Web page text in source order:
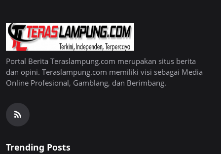
Portal Berita Teraslampung.com merupakan situs berita
dan opini. Teraslampung.com memiliki visi sebagai Media
Online Profesional, Gamblang, dan Berimbang.
Trending Posts